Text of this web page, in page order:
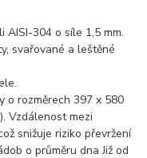
AISI-304 o síle 1,5 mm.
svařované a leštěné
o rozměrech 397 x 580
Vzdálenost mezi
snižuje riziko převržení
o průměru dna Již od